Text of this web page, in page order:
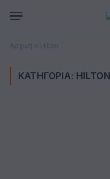
Αρχική
ΚΑΤΗΓΟΡΙΑ: HILTON